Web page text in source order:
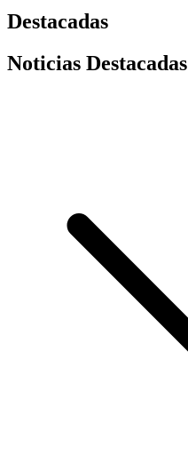
Destacadas
Noticias Destacadas